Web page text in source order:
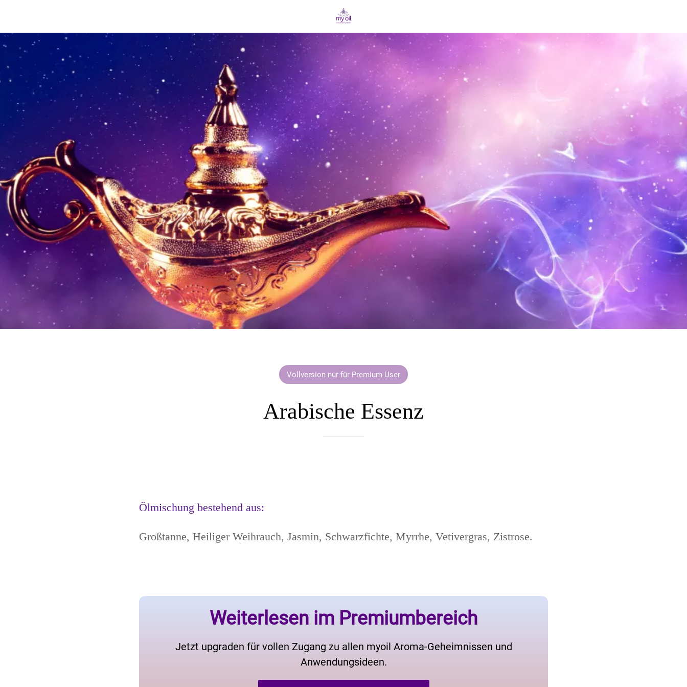
Vollversion nur für Premium User
Arabische Essenz
Ölmischung bestehend aus:
Großtanne, Heiliger Weihrauch, Jasmin, Schwarzfichte, Myrrhe, Vetivergras, Zistrose.
Weiterlesen im Premiumbereich
Jetzt upgraden für vollen Zugang zu allen myoil Aroma-Geheimnissen und
Anwendungsideen.